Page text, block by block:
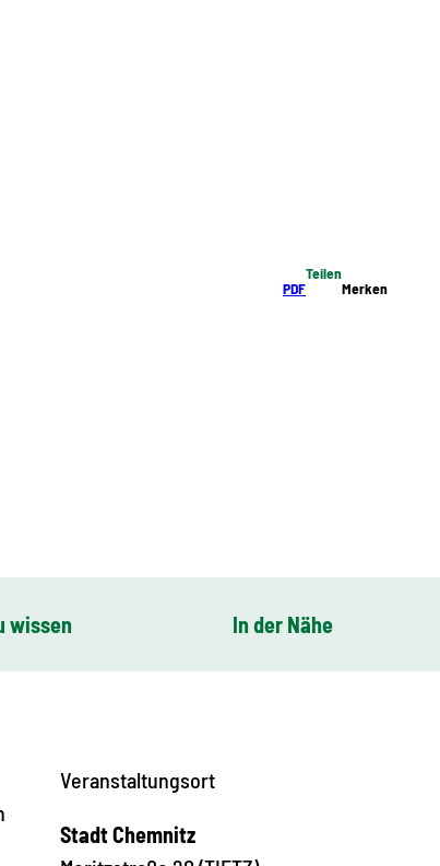
PDF
Teilen
Merken
wissen In der Nähe
Veranstaltungsort
Stadt Chemnitz